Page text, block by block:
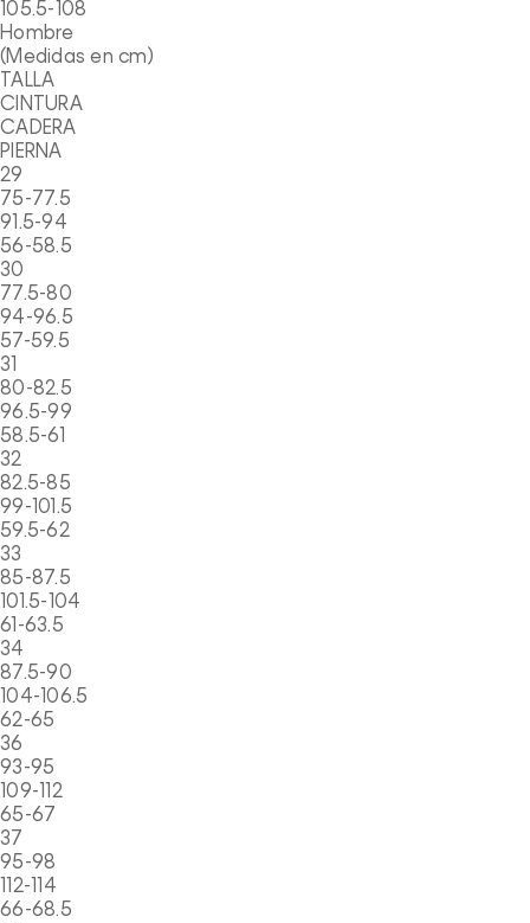
105.5-108
Hombre
(Medidas en cm)
TALLA
CINTURA
CADERA
PIERNA
29
75-77.5
91.5-94
56-58.5
30
77.5-80
94-96.5
57-59.5
31
80-82.5
96.5-99
58.5-61
32
82.5-85
99-101.5
59.5-62
33
85-87.5
101.5-104
61-63.5
34
87.5-90
104-106.5
62-65
36
93-95
109-112
65-67
37
95-98
112-114
66-68.5